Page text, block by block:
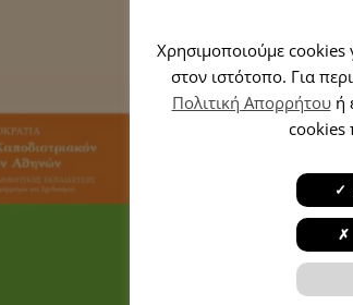
Χρησιμοποιούμε cookies
στον ιστότοπο. Για
Πολιτική Απορρήτουή
cookies
✓